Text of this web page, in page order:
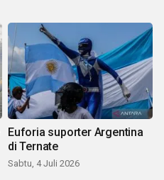
Euforia suporter Argentina
di Ternate
Sabtu, 4 Juli 2026